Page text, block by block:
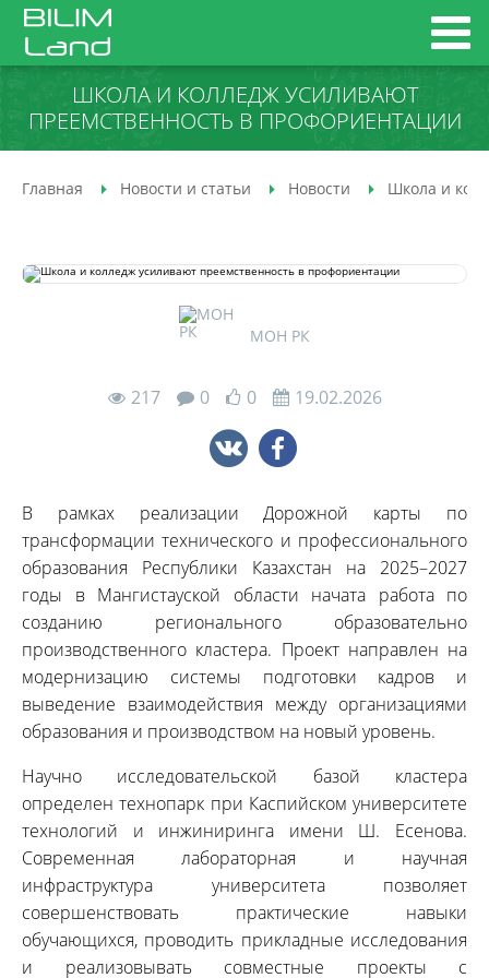
ШКОЛА И КОЛЛЕДЖ УСИЛИВАЮТ
ПРЕЕМСТВЕННОСТЬ В ПРОФОРИЕНТАЦИИ
Главная Новости и статьи Новости Школа и
МОН РК
217 0 0 19.02.2026
В рамках реализации Дорожной карты по
трансформации технического и профессионального
образования Республики Казахстан на 2025–2027
годы в Мангистауской области начата работа по
созданию регионального образовательно
производственного кластера. Проект направлен на
модернизацию системы подготовки кадров и
выведение взаимодействия между организациями
образования и производством на новый уровень.
Научно исследовательской базой кластера
определен технопарк при Каспийском университете
технологий и инжиниринга имени Ш. Есенова.
Современная лабораторная и научная
инфраструктура университета позволяет
совершенствовать практические навыки
обучающихся, проводить прикладные исследования
и реализовывать совместные проекты с